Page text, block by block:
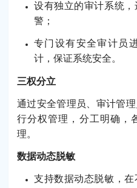
设有独立的审计系统
警；
专门设有安全审计员
计，保证系统安全。
三权分立
通过安全管理员、审计管
行分权管理，分工明确，
理。
数据动态脱敏
支持数据动态脱敏，